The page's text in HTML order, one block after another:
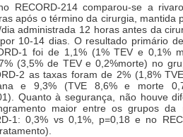
RECORD-214 comparou-se a
após o término da cirurgia, mantida
administrada 12 horas antes da
10-14 dias. O resultado primário
1 foi de 1,1% (1% TEV e 0,1%
(3,5% de TEV e 0,2%morte) no
2 as taxas foram de 2% (1,8%
e 9,3% (TVE 8,6% e morte
Quanto à segurança, não houve
maior entre os grupos da
1: 0,3% vs 0,1%, p=0,18 e no